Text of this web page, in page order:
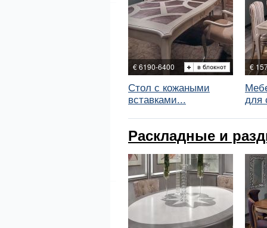
€ 6190-6400
Стол с кожаными
вставками...
€
для
Раскладные и